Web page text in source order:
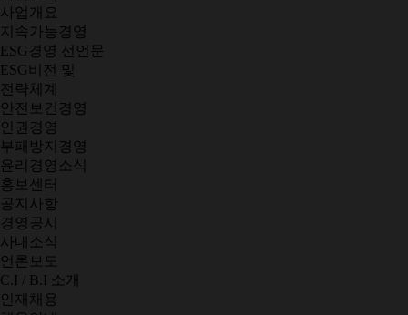
사업개요
지속가능경영
ESG경영 선언문
ESG비전 및
전략체계
안전보건경영
인권경영
부패방지경영
윤리경영소식
홍보센터
공지사항
경영공시
사내소식
언론보도
C.I / B.I 소개
인재채용